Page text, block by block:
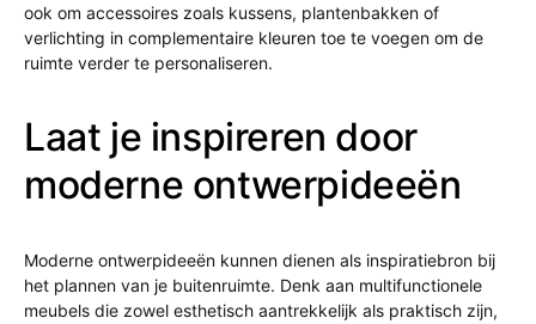
ook om accessoires zoals kussens, plantenbakken of
verlichting in complementaire kleuren toe te voegen om de
ruimte verder te personaliseren.
Laat je inspireren door
moderne ontwerpideeën
Moderne ontwerpideeën kunnen dienen als inspiratiebron bij
het plannen van je buitenruimte. Denk aan multifunctionele
meubels die zowel esthetisch aantrekkelijk als praktisch zijn,